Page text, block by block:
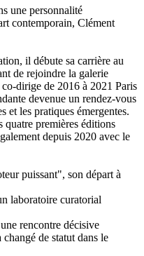
une personnalité
contemporain, Clément
il débute sa carrière au
de rejoindre la galerie
dirige de 2016 à 2021 Paris
devenue un rendez-vous
et les pratiques émergentes.
premières éditions
depuis 2020 avec le
puissant", son départ à
laboratoire curatorial
rencontre décisive
de statut dans le